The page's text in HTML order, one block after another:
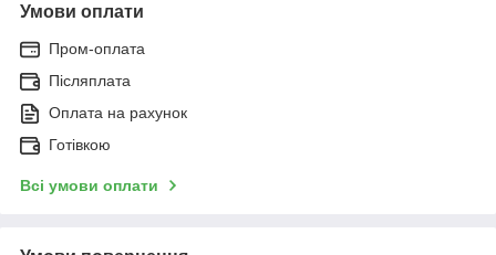
Умови оплати
Пром-оплата
Післяплата
Оплата на рахунок
Готівкою
Всі умови оплати